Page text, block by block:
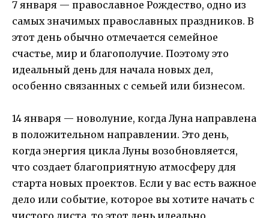
7 января — православное Рождество, одно из
самых значимых православных праздников. В
этот день обычно отмечается семейное
счастье, мир и благополучие. Поэтому это
идеальный день для начала новых дел,
особенно связанных с семьей или бизнесом.
14 января — новолуние, когда Луна направлена
в положительном направлении. Это день,
когда энергия цикла Луны возобновляется,
что создает благоприятную атмосферу для
старта новых проектов. Если у вас есть важное
дело или событие, которое вы хотите начать с